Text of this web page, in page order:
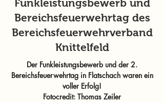
Funkleistungsbewerb und
Bereichsfeuerwehrtag des
Bereichsfeuerwehrverband
Knittelfeld
Der Funkleistungsbewerb und der 2.
Bereichsfeuerwehrtag in Flatschach waren ein
voller Erfolg!
Fotocredit: Thomas Zeiler